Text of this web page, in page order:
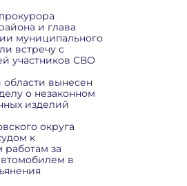
и глава
муниципального
встречу с
участников СВО
области вынесен
о незаконном
изделий
округа
к
работам за
в